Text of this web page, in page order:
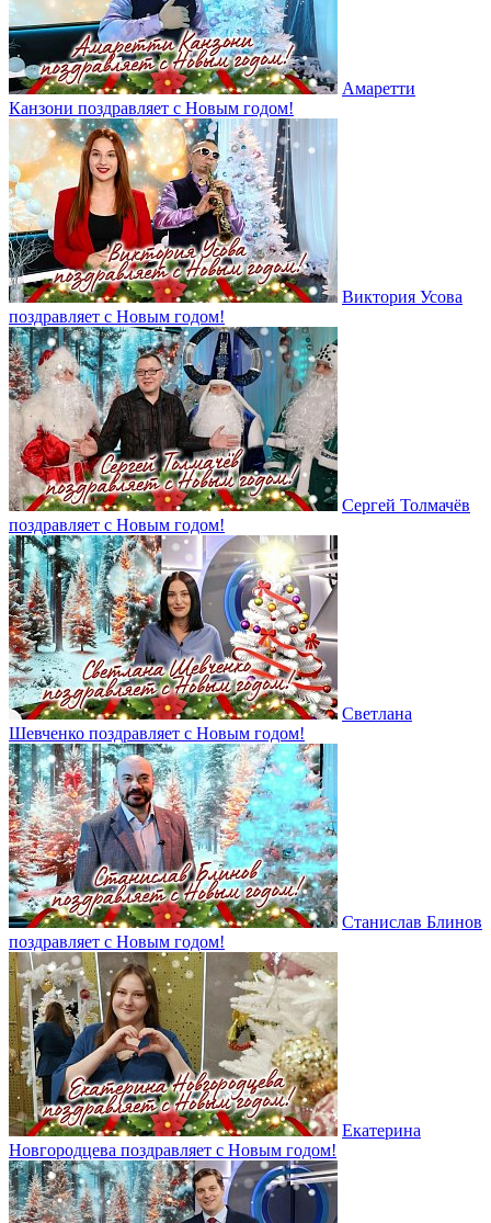
Амаретти
Канзони поздравляет с Новым годом!
Виктория Усова
поздравляет с Новым годом!
Сергей Толмачёв
поздравляет с Новым годом!
Светлана
Шевченко поздравляет с Новым годом!
Станислав Блинов
поздравляет с Новым годом!
Екатерина
Новгородцева поздравляет с Новым годом!